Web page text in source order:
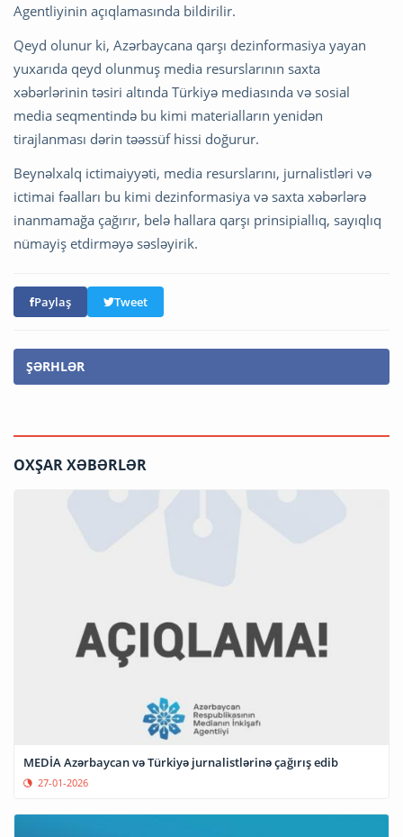
Agentliyinin açıqlamasında bildirilir.
Qeyd olunur ki, Azərbaycana qarşı dezinformasiya yayan
yuxarıda qeyd olunmuş media resurslarının saxta
xəbərlərinin təsiri altında Türkiyə mediasında və sosial
media seqmentində bu kimi materialların yenidən
tirajlanması dərin təəssüf hissi doğurur.
Beynəlxalq ictimaiyyəti, media resurslarını, jurnalistləri və
ictimai fəalları bu kimi dezinformasiya və saxta xəbərlərə
inanmamağa çağırır, belə hallara qarşı prinsipiallıq, sayıqlıq
nümayiş etdirməyə səsləyirik.
Paylaş Tweet
ŞƏRHLƏR
OXŞAR XƏBƏRLƏR
MEDİA Azərbaycan və Türkiyə jurnalistlərinə çağırış edib
27-01-2026